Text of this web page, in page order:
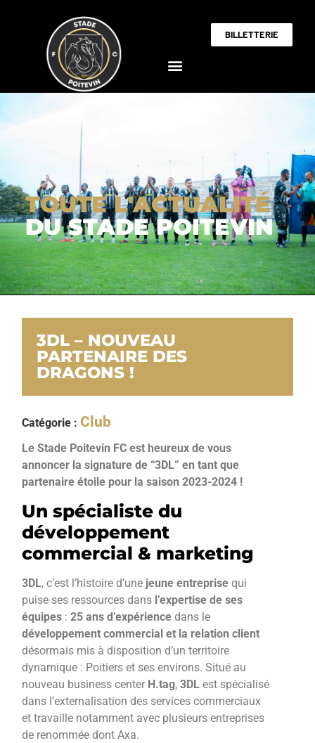
BILLETTERIE
TOUTE L'ACTUALITÉ
DU STADE POITEVIN
3DL – NOUVEAU
PARTENAIRE DES
DRAGONS !
Catégorie :Club
Le Stade Poitevin FC est heureux de vous
annoncer la signature de “3DL” en tant que
partenaire étoile pour la saison 2023-2024 !
Un spécialiste du
développement
commercial & marketing
3DL, c’est l’histoire d’une jeune entreprise qui
puise ses ressources dans l’expertise de ses
équipes :25 ans d’expérience dans le
développement commercial et la relation client
désormais mis à disposition d’un territoire
dynamique : Poitiers et ses environs. Situé au
nouveau business center H.tag,3DL est spécialisé
dans l’externalisation des services commerciaux
et travaille notamment avec plusieurs entreprises
de renommée dont Axa.